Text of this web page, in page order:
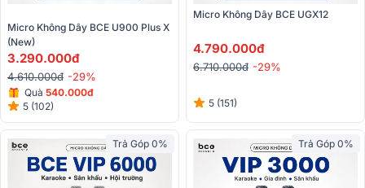
Micro Không Dây BCE U900 Plus X
(New)
3.290.000đ
4.610.000đ -29%
Quà 540.000đ
5 (102)
Micro Không Dây BCE UGX12
4.790.000đ
6.710.000đ -29%
5 (151)
Trả Góp 0% Trả Góp 0%